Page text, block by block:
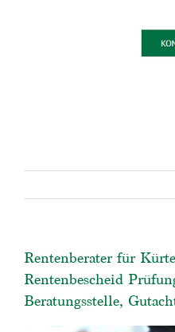
Rentenberater für
Rentenbescheid
Beratungsstelle,